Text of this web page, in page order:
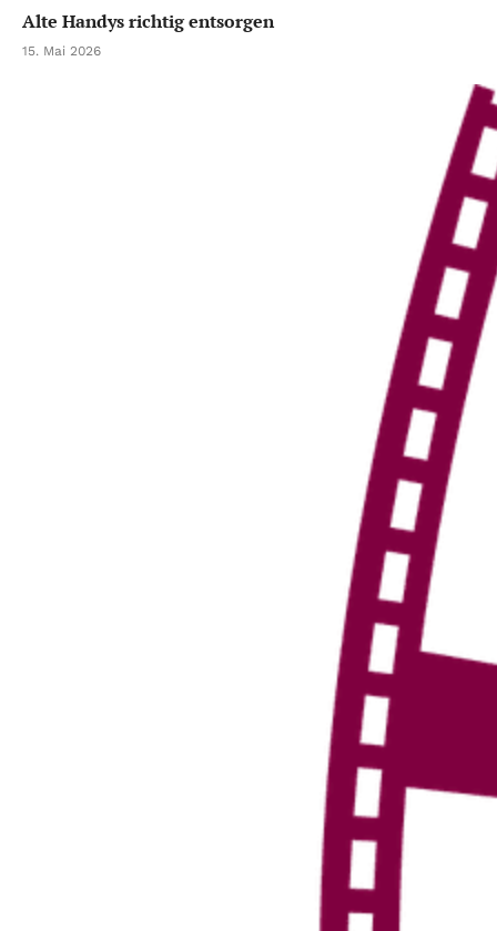
Alte Handys richtig entsorgen
15. Mai 2026